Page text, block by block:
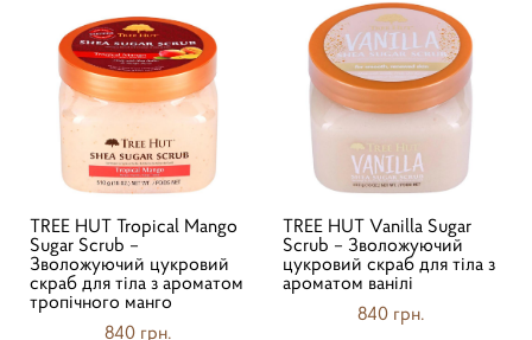
TREE HUT Tropical Mango
Sugar Scrub –
Зволожуючий цукровий
скраб для тіла з ароматом
тропічного манго
840 грн.
TREE HUT Vanilla Sugar
Scrub – Зволожуючий
цукровий скраб для тіла з
ароматом ванілі
840 грн.